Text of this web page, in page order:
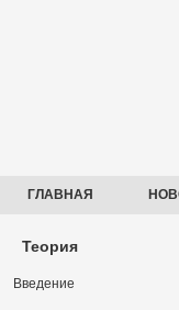
ГЛАВНАЯ
Теория
Введение